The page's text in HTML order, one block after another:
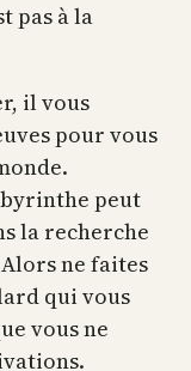
pas à la
il vous
pour vous
peut
la recherche
ne faites
qui vous
vous ne